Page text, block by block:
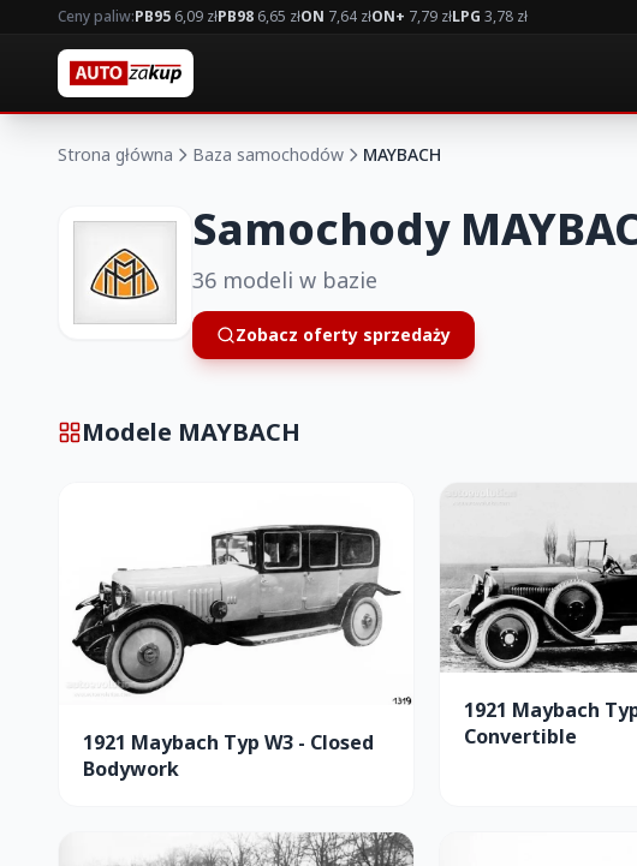
Ceny paliw:PB95 6,09 złPB98 6,65 złON 7,64 złON+ 7,79 złLPG 3,78 zł
Strona główna Baza samochodów MAYBACH
Samochody
36 modeli w bazie
Zobacz oferty sprzedaży
Modele MAYBACH
1921 Maybach Typ W3 - Closed
Bodywork
1921 Maybach
Convertible